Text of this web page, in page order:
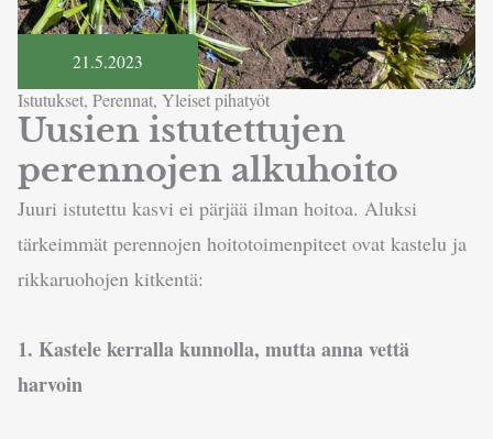
21.5.2023
Istutukset, Perennat, Yleiset pihatyöt
Uusien istutettujen
perennojen alkuhoito
Juuri istutettu kasvi ei pärjää ilman hoitoa. Aluksi
tärkeimmät perennojen hoitotoimenpiteet ovat kastelu ja
rikkaruohojen kitkentä:
1. Kastele kerralla kunnolla, mutta anna vettä
harvoin